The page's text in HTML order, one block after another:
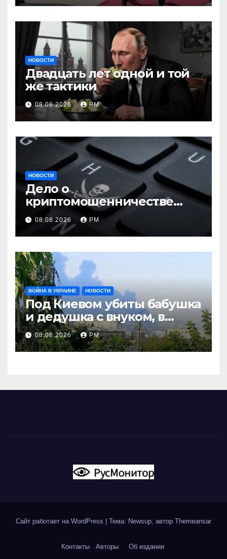
НОВОСТИ
Двадцать лет одной и той
же тактики
08.08.2026 РМ
НОВОСТИ
Дело о
криптомошенничестве
оборачивают в содействие
терроризму
08.08.2026 РМ
ВОЙНА В УКРАИНЕ НОВОСТИ
Под Киевом убиты бабушка
и дедушка с внуком, в
Поволжье и на Кубани
вновь горят НПЗ
08.08.2026 РМ
Сайт работает на WordPress Тема: Newsup, автор Themeansar
Контакты Авторы Об издании